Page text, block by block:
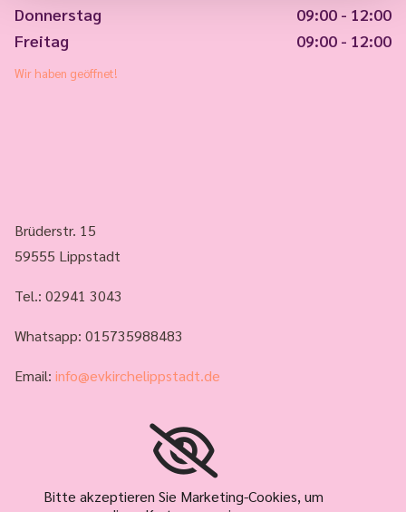
Donnerstag
09:00 - 12:00
Freitag
09:00 - 12:00
Wir haben geöffnet!
Brüderstr. 15
59555 Lippstadt
Tel.: 02941 3043
Whatsapp: 015735988483
Email: info@evkirchelippstadt.de
Bitte akzeptieren Sie Marketing-Cookies, um